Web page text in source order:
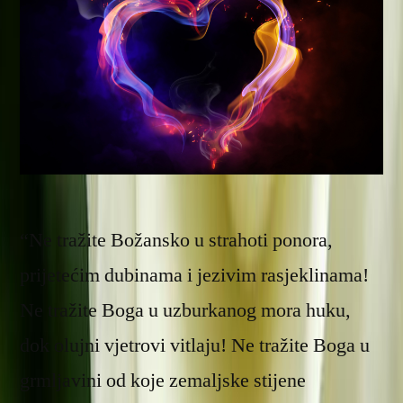
“Ne tražite Božansko u strahoti ponora,
prijetećim dubinama i jezivim rasjeklinama!
Ne tražite Boga u uzburkanog mora huku,
dok olujni vjetrovi vitlaju! Ne tražite Boga u
grmljavini od koje zemaljske stijene